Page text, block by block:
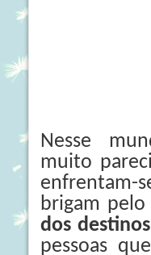
Nesse
muito
enfrentam-
brigam
dos destinos
pessoas